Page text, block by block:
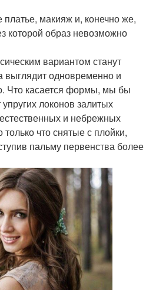
макияж и, конечно же,
которой образ невозможно
вариантом станут
выглядит одновременно и
Что касается формы, мы бы
локонов залитых
и небрежных
только что снятые с плойки,
пальму первенства более